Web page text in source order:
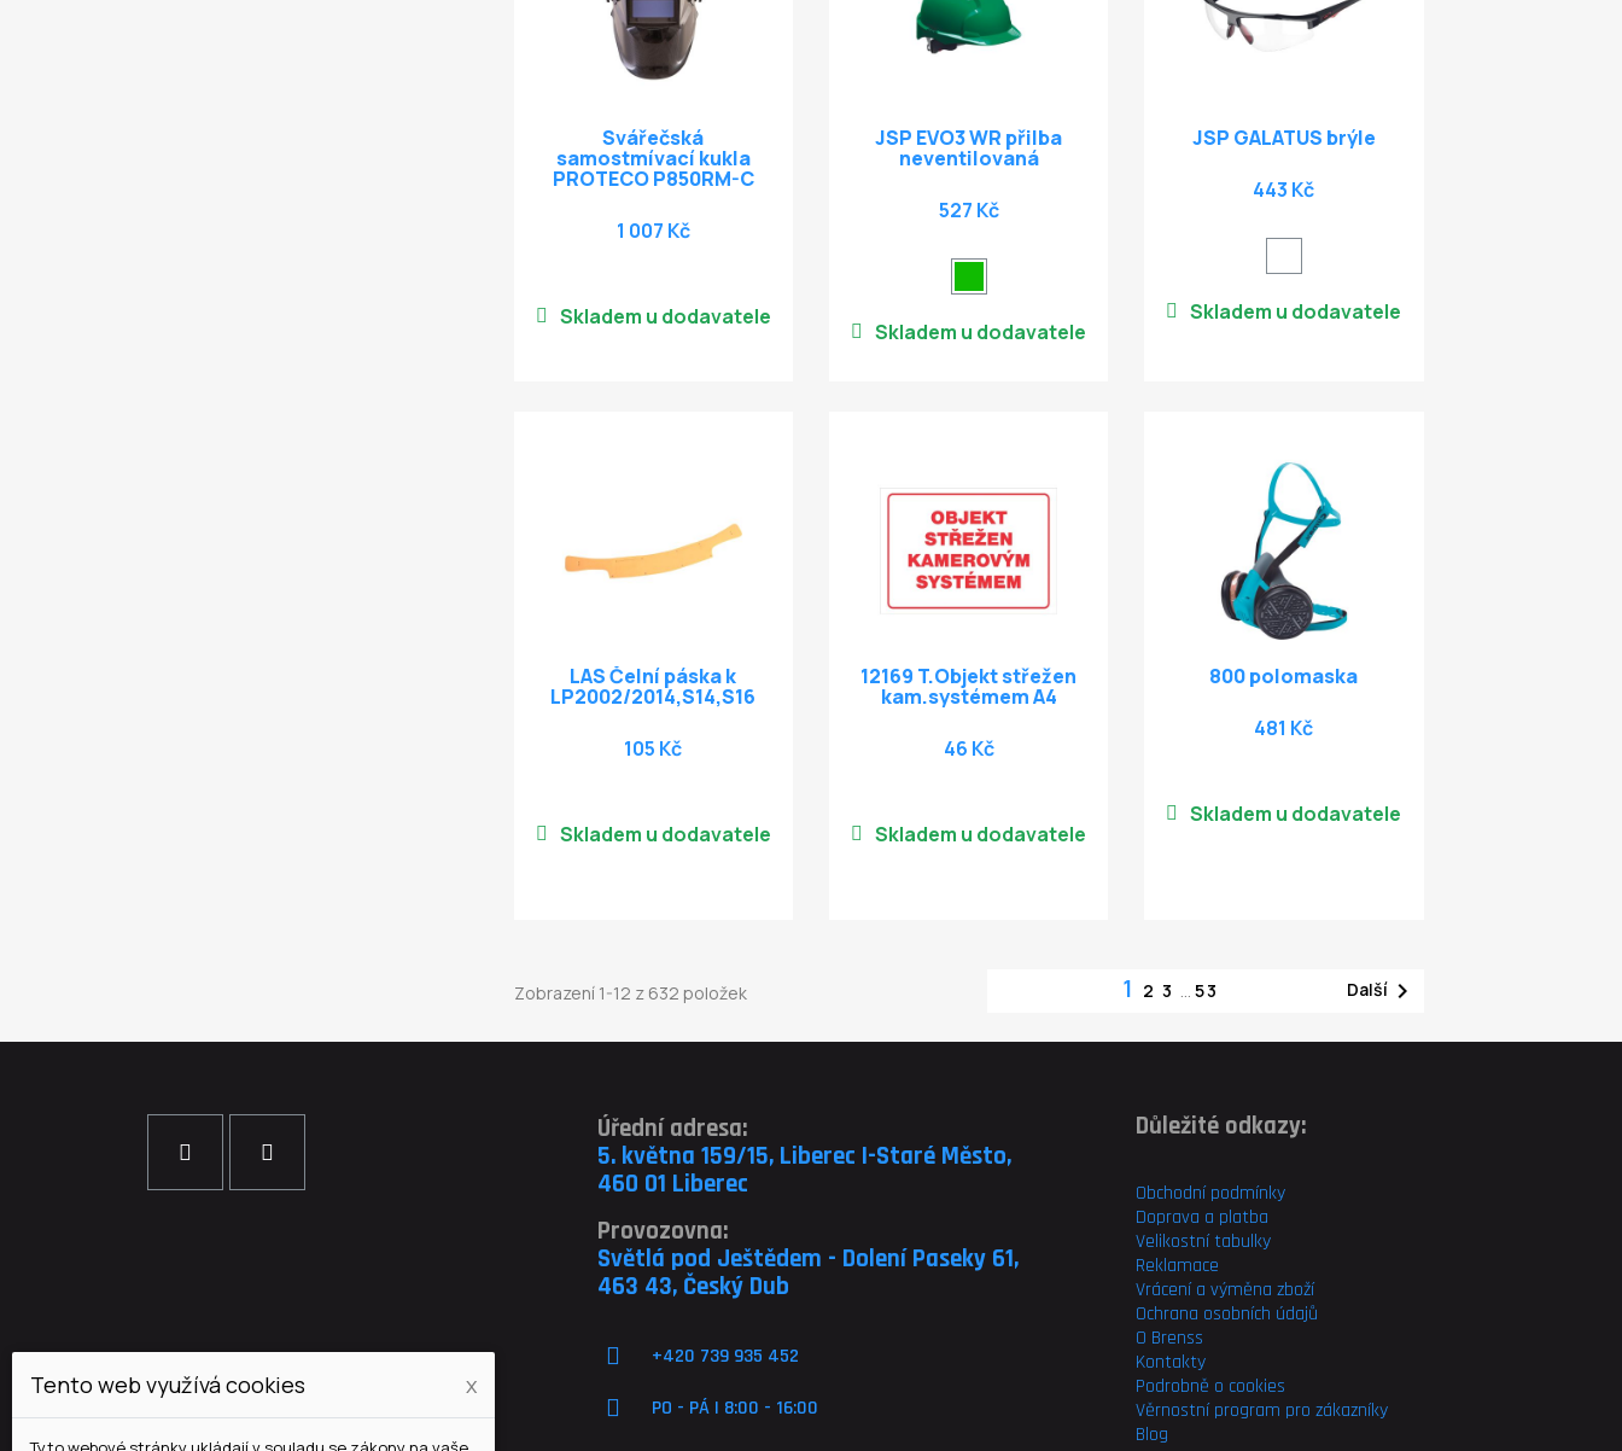
Svářečská
samostmívací kukla
PROTECO P850RM-C
1 007 Kč
Skladem u dodavatele
JSP EVO3 WR přilba
neventilovaná
527 Kč
Skladem u dodavatele
JSP GALATUS brýle
443 Kč
Skladem u dodavatele
LAS Čelní páska k
LP2002/2014,S14,S16
105 Kč
Skladem u dodavatele
12169 T.Objekt střežen
kam.systémem A4
46 Kč
Skladem u dodavatele
800 polomaska
481 Kč
Skladem u dodavatele
Zobrazení 1-12 z 632 položek 1 2 3 … 53 Další
Úřední adresa:
5. května 159/15, Liberec I-Staré Město,
460 01 Liberec
Provozovna:
Světlá pod Ještědem - Dolení Paseky 61,
463 43, Český Dub
+420 739 935 452
PO - PÁ | 8:00 - 16:00
Důležité odkazy:
Obchodní podmínky
Doprava a platba
Velikostní tabulky
Reklamace
Vrácení a výměna zboží
Ochrana osobních údajů
O Brenss
Kontakty
Podrobně o cookies
Věrnostní program pro zákazníky
Blog
Tento web využívá cookies x